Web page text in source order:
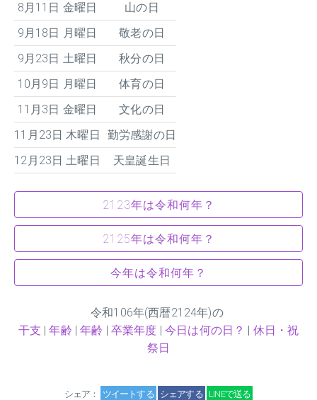
8月11日 金曜日
山の日
9月18日 月曜日
敬老の日
9月23日 土曜日
秋分の日
10月9日 月曜日
体育の日
11月3日 金曜日
文化の日
11月23日 木曜日
勤労感謝の日
12月23日 土曜日
天皇誕生日
2123年は令和何年？
2125年は令和何年？
今年は令和何年？
令和106年(西暦2124年)の
干支 |年齢 |年齢 |卒業年度 |今日は何の日？ | 休日・祝
祭日
シェア： ツイートする シェアする LINEで送る